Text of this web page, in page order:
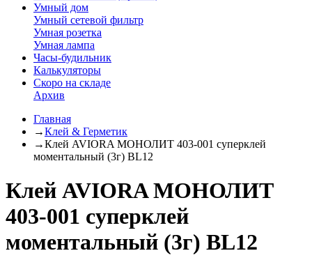
Умный дом
Умный сетевой фильтр
Умная розетка
Умная лампа
Часы-будильник
Калькуляторы
Скоро на складе
Архив
Главная
→Клей & Герметик
→Клей AVIORA МОНОЛИТ 403-001 суперклей
моментальный (3г) BL12
Клей AVIORA МОНОЛИТ
403-001 суперклей
моментальный (3г) BL12